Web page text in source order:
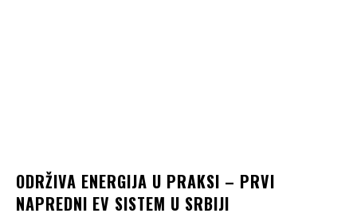
ODRŽIVA ENERGIJA U PRAKSI – PRVI
NAPREDNI EV SISTEM U SRBIJI